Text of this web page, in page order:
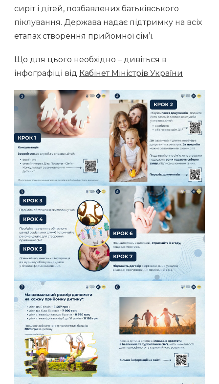
сиріт і дітей, позбавлених батьківського
піклування. Держава надає підтримку на всіх
етапах створення прийомної сім’ї.
Що для цього необхідно – дивіться в
інфографіці від Кабінет Міністрів України